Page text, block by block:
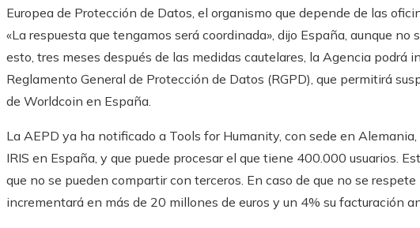
Europea de Protección de Datos, el organismo que depende de las
«La respuesta que tengamos será coordinada», dijo España, aunque
esto, tres meses después de las medidas cautelares, la Agencia podrá
Reglamento General de Protección de Datos (RGPD), que permitirá
de Worldcoin en España.
La AEPD ya ha notificado a Tools for Humanity, con sede en
IRIS en España, y que puede procesar el que tiene 400.000 usuarios.
que no se pueden compartir con terceros. En caso de que no se
incrementará en más de 20 millones de euros y un 4% su facturación